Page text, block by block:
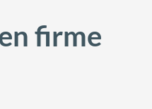
firme